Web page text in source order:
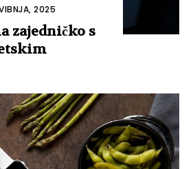
2025
zajedničko s